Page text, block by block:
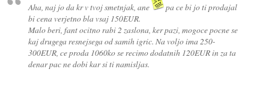
Aha, naj jo da kr v tvoj smetnjak, ane
pa ce bi jo ti prodajal
bi cena verjetno bla vsaj 150EUR.
Malo beri, fant ocitno rabi 2 zaslona, ker pazi, mogoce pocne se
kaj drugega resnejsega od samih igric. Na voljo ima 250-
300EUR, ce proda 1060ko se recimo dodatnih 120EUR in za ta
denar pac ne dobi kar si ti namisljas.